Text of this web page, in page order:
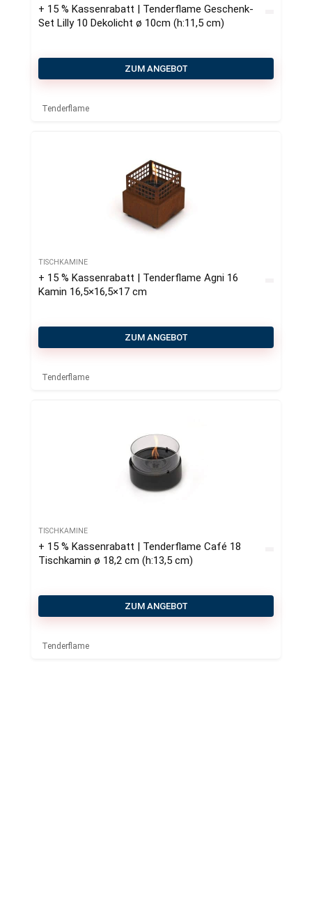
+ 15 % Kassenrabatt | Tenderflame Geschenk-
Set Lilly 10 Dekolicht ø 10cm (h:11,5 cm)
ZUM ANGEBOT
Tenderflame
TISCHKAMINE
+ 15 % Kassenrabatt | Tenderflame Agni 16
Kamin 16,5×16,5×17 cm
ZUM ANGEBOT
Tenderflame
TISCHKAMINE
+ 15 % Kassenrabatt | Tenderflame Café 18
Tischkamin ø 18,2 cm (h:13,5 cm)
ZUM ANGEBOT
Tenderflame